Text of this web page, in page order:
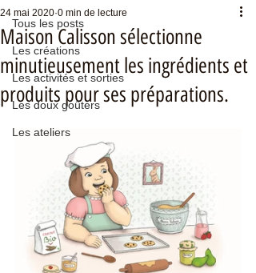
Tous les posts
Les créations
Les activités et sorties
Les doux goûters
Les ateliers
Maison Calisson sélectionne
minutieusement les ingrédients et
produits pour ses préparations.
24 mai 2020 0 min de lecture